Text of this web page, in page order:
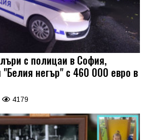
с полицаи в София,
"Белия негър" с 460 000 евро в
4179